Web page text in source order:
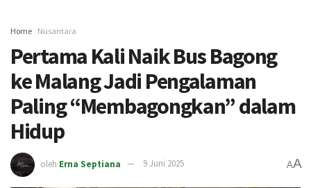
Home Nusantara
Pertama Kali Naik Bus Bagong
ke Malang Jadi Pengalaman
Paling “Membagongkan” dalam
Hidup
oleh Erna Septiana 9 Juni 2025 AA